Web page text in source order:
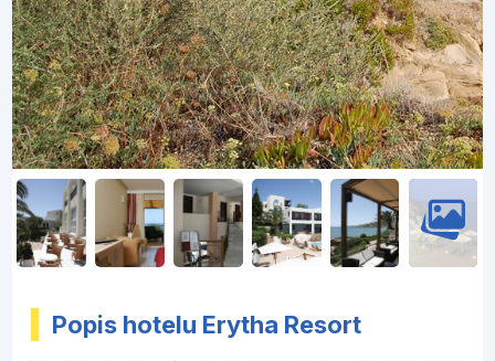
Popis hotelu Erytha Resort